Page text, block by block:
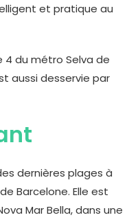
et pratique au
4 du métro Selva de
aussi desservie par
dernières plages à
Barcelone. Elle est
Mar Bella, dans une